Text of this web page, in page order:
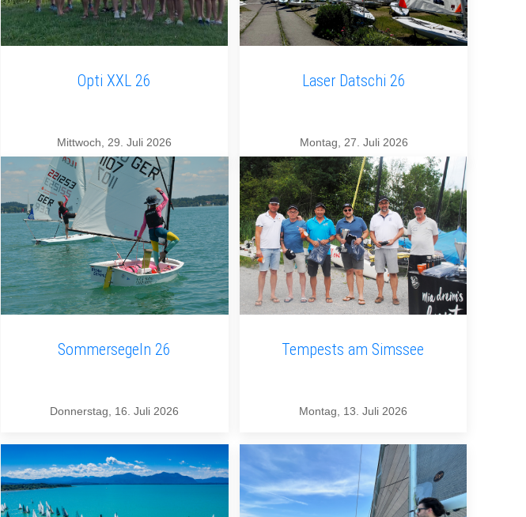
Opti XXL 26
Mittwoch, 29. Juli 2026
Laser Datschi 26
Montag, 27. Juli 2026
Sommersegeln 26
Donnerstag, 16. Juli 2026
Tempests am Simssee
Montag, 13. Juli 2026